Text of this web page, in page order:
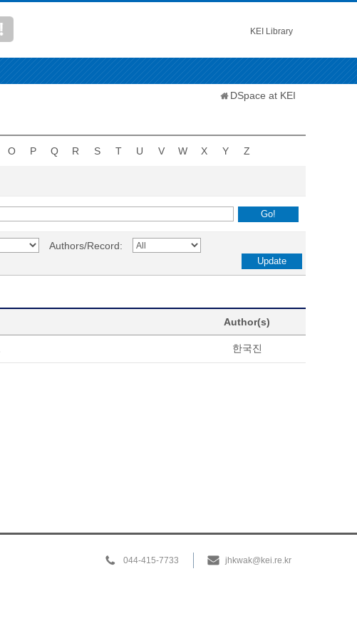
KEI Library
DSpace at KEI
O P Q R S T U V W X Y Z
Authors/Record:
Author(s)
한국진
044-415-7733 jhkwak@kei.re.kr